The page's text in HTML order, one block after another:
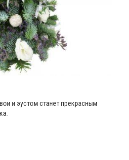
и эустом станет прекрасным